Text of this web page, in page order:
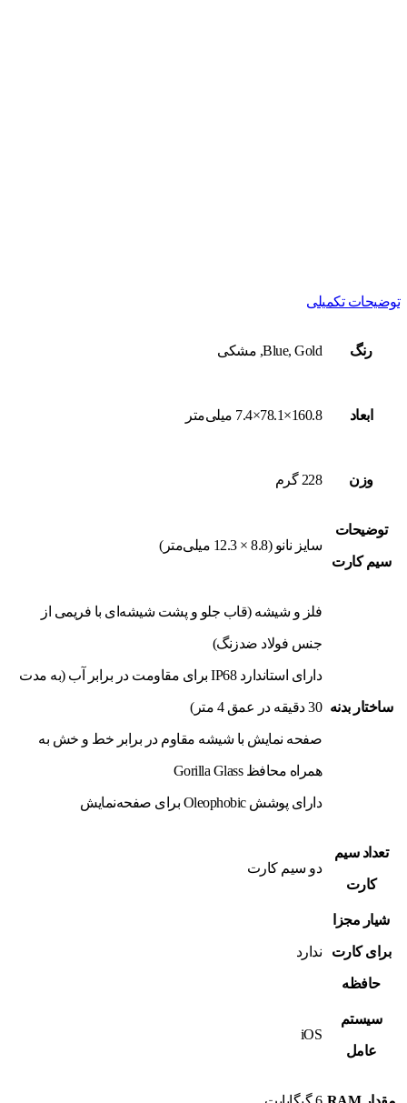
توضیحات تکمیلی
رنگ Blue, Gold, مشکی
ابعاد 160.8×78.1×7.4 میلی‌متر
وزن 228 گرم
توضیحات
سیم کارت
سایز نانو (8.8 × 12.3 میلی‌متر)
ساختار بدنه
فلز و شیشه (قاب جلو و پشت شیشه‌ای با فریمی از
جنس فولاد ضدزنگ)
دارای استاندارد IP68 برای مقاومت در برابر آب (به مدت
30 دقیقه در عمق 4 متر)
صفحه نمایش با شیشه مقاوم در برابر خط و خش به
همراه محافظ Gorilla Glass
دارای پوشش Oleophobic برای صفحه‌نمایش
تعداد سیم
کارت
دو سیم کارت
شیار مجزا
برای کارت
حافظه
ندارد
سیستم
عامل
iOS